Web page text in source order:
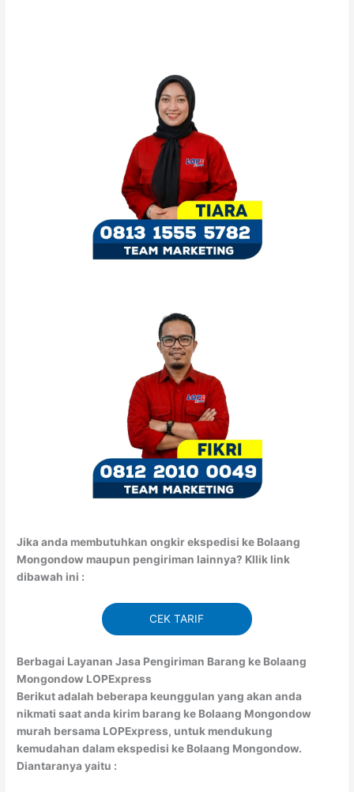
Jika anda membutuhkan ongkir ekspedisi ke Bolaang
Mongondow maupun pengiriman lainnya? Kllik link
dibawah ini :
CEK TARIF
Berbagai Layanan Jasa Pengiriman Barang ke Bolaang
Mongondow LOPExpress
Berikut adalah beberapa keunggulan yang akan anda
nikmati saat anda kirim barang ke Bolaang Mongondow
murah bersama LOPExpress, untuk mendukung
kemudahan dalam ekspedisi ke Bolaang Mongondow.
Diantaranya yaitu :